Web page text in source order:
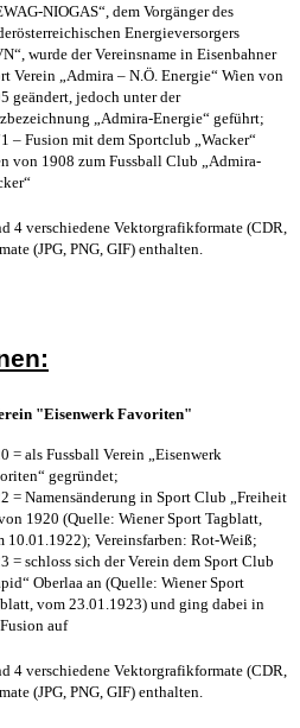
NIOGAS“, dem Vorgänger des
Energieversorgers
wurde der Vereinsname in Eisenbahner
Verein „Admira – N.Ö. Energie“ Wien von
geändert, jedoch unter der
„Admira-Energie“ geführt;
– Fusion mit dem Sportclub „Wacker“
von 1908 zum Fussball Club „Admira-
4 verschiedene Vektorgrafikformate (CDR,
(JPG, PNG, GIF) enthalten.
"Eisenwerk Favoriten"
= als Fussball Verein „Eisenwerk
gegründet;
= Namensänderung in Sport Club „Freiheit
1920 (Quelle: Wiener Sport Tagblatt,
10.01.1922); Vereinsfarben: Rot-Weiß;
= schloss sich der Verein dem Sport Club
Oberlaa an (Quelle: Wiener Sport
vom 23.01.1923) und ging dabei in
auf
4 verschiedene Vektorgrafikformate (CDR,
(JPG, PNG, GIF) enthalten.